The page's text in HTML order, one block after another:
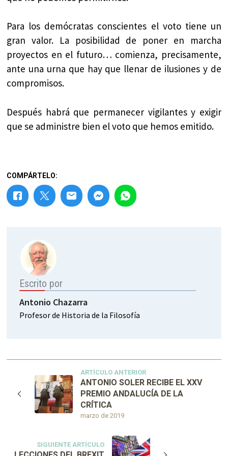
Para los demócratas conscientes el voto tiene un
gran valor. La posibilidad de poner en marcha
proyectos en el futuro… comienza, precisamente,
ante una urna que hay que llenar de ilusiones y de
compromisos.
Después habrá que permanecer vigilantes y exigir
que se administre bien el voto que hemos emitido.
COMPÁRTELO:
Escrito por
Antonio Chazarra
Profesor de Historia de la Filosofía
ARTÍCULO ANTERIOR
marzo de 2019
ANTONIO SOLER RECIBE EL XXV
PREMIO ANDALUCÍA DE LA
CRÍTICA
SIGUIENTE ARTÍCULO